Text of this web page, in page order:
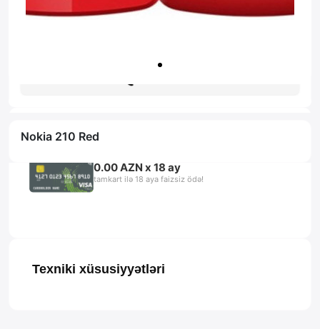
Nokia 210 Red
0.00 AZN x 18 ay
tamkart ilə 18 aya faizsiz ödə!
Texniki xüsusiyyətləri